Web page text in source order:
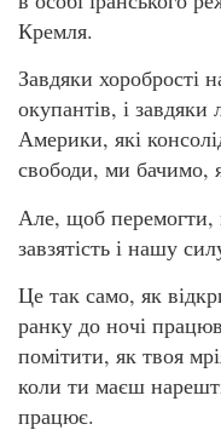
Кремля.
Завдяки хоробрості
окупантів, і
Америки, які
свободи, ми бачимо,
Але, щоб перемогти,
завзятість і нашу
Це так само, як
ранку до ночі
помітити, як твоя
коли ти маєш
працює.